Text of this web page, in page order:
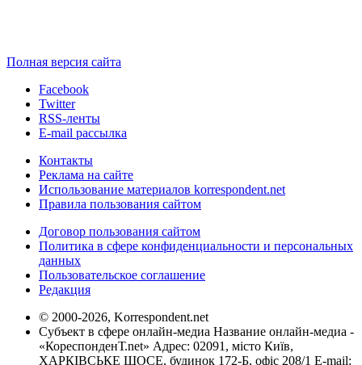
Полная версия сайта
Facebook
Twitter
RSS-ленты
E-mail рассылка
Контакты
Реклама на сайте
Использование материалов korrespondent.net
Правила пользования сайтом
Договор пользования сайтом
Политика в сфере конфиденциальности и персональных
данных
Пользовательское соглашение
Редакция
© 2000-2026, Korrespondent.net
Субъект в сфере онлайн-медиа Название онлайн-медиа -
«КореспонденТ.net» Адрес: 02091, місто Київ,
ХАРКІВСЬКЕ ШОСЕ, будинок 172-Б, офіс 208/1 E-mail: